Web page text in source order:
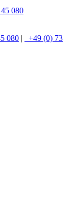
080
080 |
+49 (0) 73